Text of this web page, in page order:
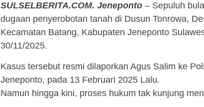
SULSELBERITA.COM. Jeneponto – Sepuluh
dugaan penyerobotan tanah di Dusun Tonrowa,
Kecamatan Batang, Kabupaten Jeneponto
30/11/2025.
Kasus tersebut resmi dilaporkan Agus Salim ke
Jeneponto, pada 13 Februari 2025 Lalu.
Namun hingga kini, proses hukum tak kunjung